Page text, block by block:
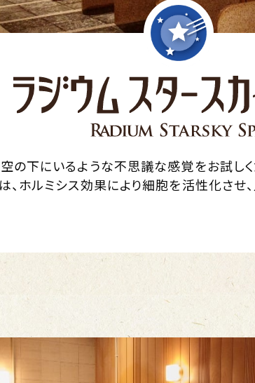
の下にいるような不思議な感覚をお試し
、ホルミシス効果により細胞を活性化さ